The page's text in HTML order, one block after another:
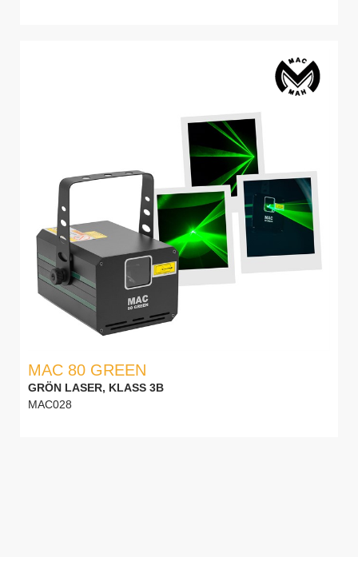
MAC 80 GREEN
GRÖN LASER, KLASS 3B
MAC028